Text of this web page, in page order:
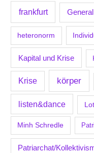
frankfurt General
heteronorm
Kapital und Krise
Krise körper
listen&dance
Minh Schredle
Patriarchat/